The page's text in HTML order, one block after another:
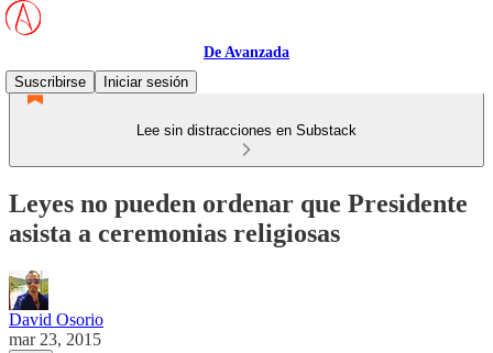
De Avanzada
Suscribirse
Iniciar sesión
Lee sin distracciones en Substack
Leyes no pueden ordenar que Presidente
asista a ceremonias religiosas
David Osorio
mar 23, 2015